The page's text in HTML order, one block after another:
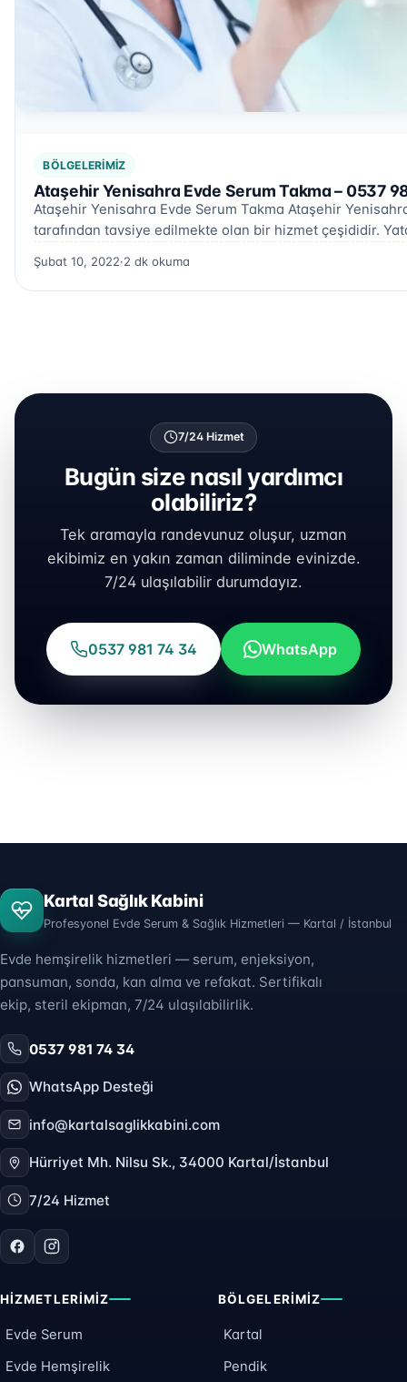
BÖLGELERIMIZ
Ataşehir Yenisahra Evde Serum Takma – 0537
Ataşehir Yenisahra Evde Serum Takma Ataşehir
tarafından tavsiye edilmekte olan bir hizmet çeşididir.
Şubat 10, 2022·2 dk okuma
7/24 Hizmet
Bugün size nasıl yardımcı
olabiliriz?
Tek aramayla randevunuz oluşur, uzman
ekibimiz en yakın zaman diliminde evinizde.
7/24 ulaşılabilir durumdayız.
0537 981 74 34 WhatsApp
Kartal Sağlık Kabini
Profesyonel Evde Serum & Sağlık Hizmetleri — Kartal / İstanbul
Evde hemşirelik hizmetleri — serum, enjeksiyon,
pansuman, sonda, kan alma ve refakat. Sertifikalı
ekip, steril ekipman, 7/24 ulaşılabilirlik.
0537 981 74 34
WhatsApp Desteği
info@kartalsaglikkabini.com
Hürriyet Mh. Nilsu Sk., 34000 Kartal/İstanbul
7/24 Hizmet
HIZMETLERIMIZ
Evde Serum
Evde Hemşirelik
BÖLGELERIMIZ
Kartal
Pendik